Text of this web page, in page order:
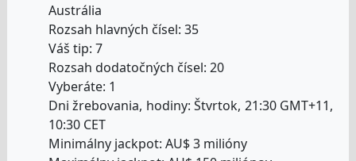
Austrália
Rozsah hlavných čísel: 35
Váš tip: 7
Rozsah dodatočných čísel: 20
Vyberáte: 1
Dni žrebovania, hodiny: Štvrtok, 21:30 GMT+11,
10:30 CET
Minimálny jackpot: AU$ 3 milióny